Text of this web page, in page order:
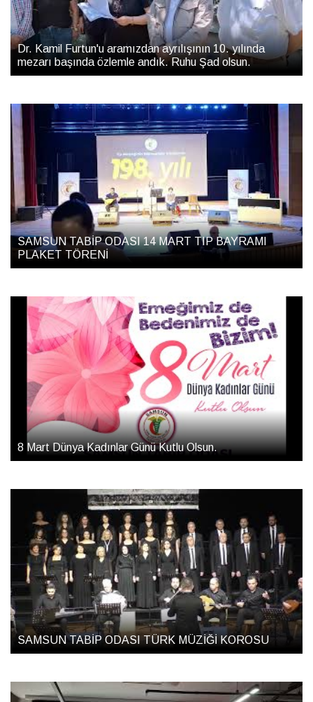
Dr. Kamil Furtun'u aramızdan ayrılışının 10. yılında
mezarı başında özlemle andık. Ruhu Şad olsun.
SAMSUN TABİP ODASI 14 MART TIP BAYRAMI
PLAKET TÖRENİ
8 Mart Dünya Kadınlar Günü Kutlu Olsun.
SAMSUN TABİP ODASI TÜRK MÜZİĞİ KOROSU